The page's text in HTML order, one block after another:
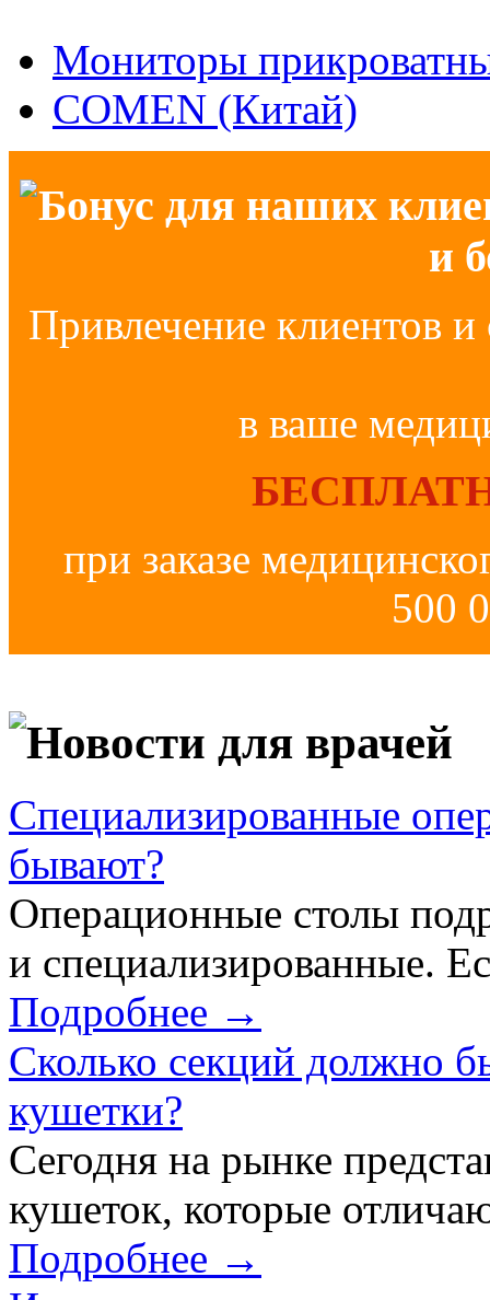
Мониторы
COMEN (Китай)
Бонус для наших
и
Привлечение клиентов и
в ваше
при заказе
500
Новости для врачей
Специализированные
бывают?
Операционные столы
и специализированные.
Подробнее →
Сколько секций должно
кушетки?
Сегодня на рынке
кушеток, которые
Подробнее →